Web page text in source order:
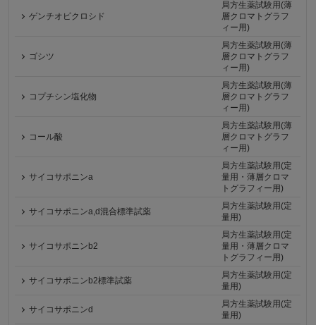
ゲンチオピクロシド
局方生薬試験用(薄
層クロマトグラフ
ィー用)
ゴシツ
局方生薬試験用(薄
層クロマトグラフ
ィー用)
コプチシン塩化物
局方生薬試験用(薄
層クロマトグラフ
ィー用)
コール酸
局方生薬試験用(薄
層クロマトグラフ
ィー用)
サイコサポニンa
局方生薬試験用(定
量用・薄層クロマ
トグラフィー用)
サイコサポニンa,d混合標準試薬
局方生薬試験用(定
量用)
サイコサポニンb2
局方生薬試験用(定
量用・薄層クロマ
トグラフィー用)
サイコサポニンb2標準試薬
局方生薬試験用(定
量用)
サイコサポニンd
局方生薬試験用(定
量用)